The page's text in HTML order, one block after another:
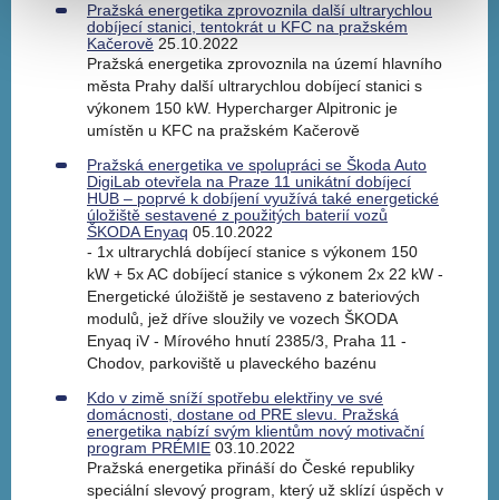
Pražská energetika zprovoznila další ultrarychlou
dobíjecí stanici, tentokrát u KFC na pražském
Kačerově 25.10.2022
Pražská energetika zprovoznila na území hlavního
města Prahy další ultrarychlou dobíjecí stanici s
výkonem 150 kW. Hypercharger Alpitronic je
umístěn u KFC na pražském Kačerově
Pražská energetika ve spolupráci se Škoda Auto
DigiLab otevřela na Praze 11 unikátní dobíjecí
HUB – poprvé k dobíjení využívá také energetické
úložiště sestavené z použitých baterií vozů
ŠKODA Enyaq 05.10.2022
- 1x ultrarychlá dobíjecí stanice s výkonem 150
kW + 5x AC dobíjecí stanice s výkonem 2x 22 kW -
Energetické úložiště je sestaveno z bateriových
modulů, jež dříve sloužily ve vozech ŠKODA
Enyaq iV - Mírového hnutí 2385/3, Praha 11 -
Chodov, parkoviště u plaveckého bazénu
Kdo v zimě sníží spotřebu elektřiny ve své
domácnosti, dostane od PRE slevu. Pražská
energetika nabízí svým klientům nový motivační
program PRÉMIE 03.10.2022
Pražská energetika přináší do České republiky
speciální slevový program, který už sklízí úspěch v